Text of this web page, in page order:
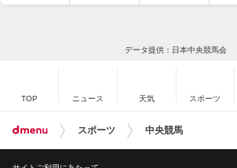
データ提供：日本中央競馬会
TOP ニュース 天気 スポーツ
スポーツ 中央競馬